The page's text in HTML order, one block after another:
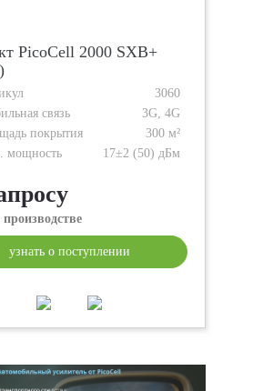
PicoCell 2000 SXB+
3060
связь
3G, 4G
покрытия
300 м²
мощность
17±2 (50) дБм
узнать о поступлении